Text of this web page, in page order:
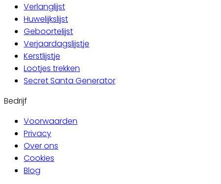
Verlanglijst
Huwelijkslijst
Geboortelijst
Verjaardagslijstje
Kerstlijstje
Lootjes trekken
Secret Santa Generator
Bedrijf
Voorwaarden
Privacy
Over ons
Cookies
Blog